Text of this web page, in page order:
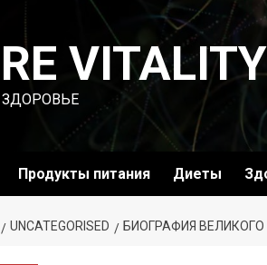
VITALITY
Продукты питания Диеты
UNCATEGORISED БИОГРАФИЯ